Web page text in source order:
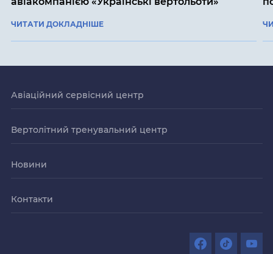
ЧИТАТИ ДОКЛАДНІШЕ
Авіаційний сервісний центр
Вертолітний тренувальний центр
Новини
Контакти